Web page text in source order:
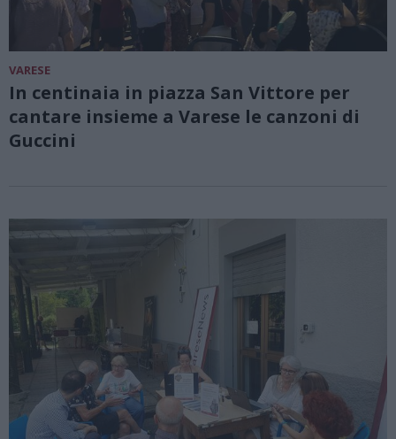
VARESE
In centinaia in piazza San Vittore per
cantare insieme a Varese le canzoni di
Guccini